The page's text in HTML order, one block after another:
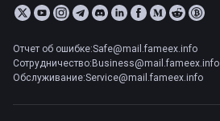
Отчет об ошибке:Safe@mail.fameex.info
Сотрудничество:Business@mail.fameex.info
Обслуживание:Service@mail.fameex.info